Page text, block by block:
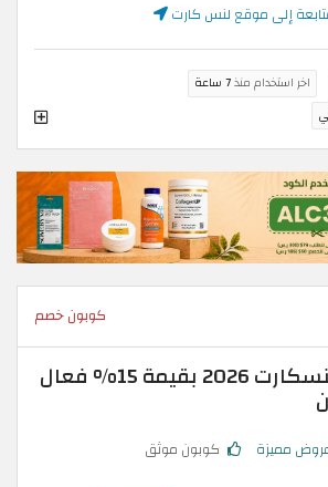
إلى موقع لنس كارت
اخر استخدام منذ7 ساعة
كوبون خصم
كوبون خصم لينسكارت 2026 بقيمة 15% فعال
مميزة كوبون موثق